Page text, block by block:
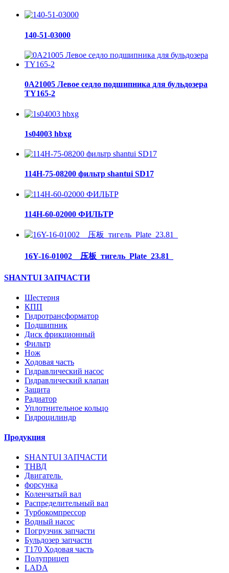
140-51-03000
0A21005 Левое седло подшипника для бульдозера
TY165-2
1s04003 hbxg
114H-75-08200 фильтр shantui SD17
114H-60-02000 ФИЛЬТР
16Y-16-01002__压板_тигель_Plate_23.81_
SHANTUI ЗАПЧАСТИ
Шестерня
КПП
Гидротрансформатор
Подшипник
Диск фрикционный
Фильтр
Нож
Ходовая часть
Гидравлический насос
Гидравлический клапан
Защита
Радиатор
Уплотнительное кольцо
Гидроцилиндр
Продукция
SHANTUI ЗАПЧАСТИ
ТНВД
Двигатель
форсунка
Коленчатый вал
Распределительный вал
Турбокомпрессор
Водный насос
Погрузчик запчасти
Бульдозер запчасти
T170 Ходовая часть
Полуприцеп
LADA